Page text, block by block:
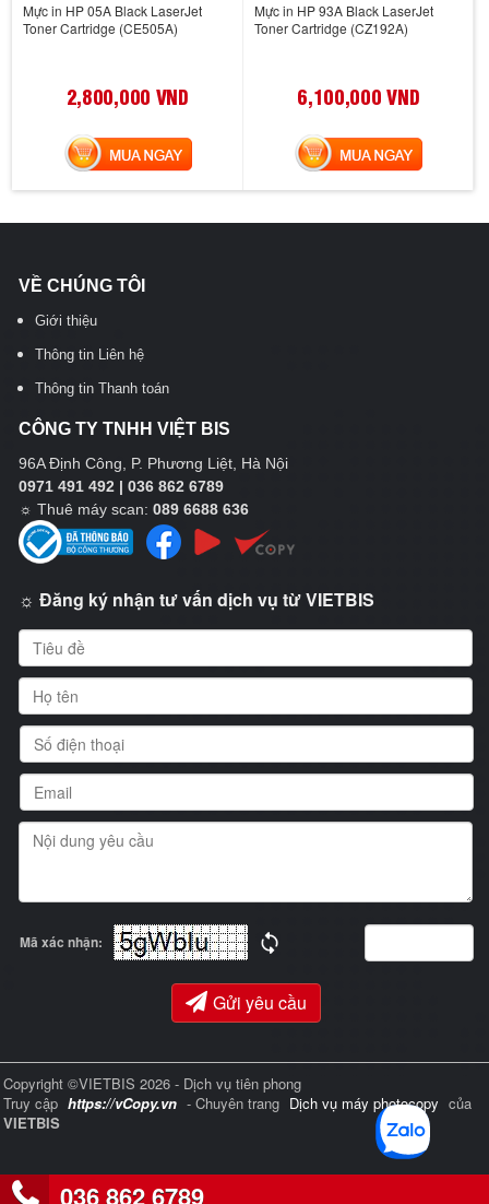
036 862 6789
Mực in HP 05A Black LaserJet
Toner Cartridge (CE505A)
2,800,000 VND
MUA NGAY
Mực in HP 93A Black LaserJet
Toner Cartridge (CZ192A)
6,100,000 VND
MUA NGAY
VỀ CHÚNG TÔI
Giới thiệu
Thông tin Liên hệ
Thông tin Thanh toán
CÔNG TY TNHH VIỆT BIS
96A Định Công, P. Phương Liệt, Hà Nội
0971 491 492 | 036 862 6789
☼ Thuê máy scan: 089 6688 636
☼ Đăng ký nhận tư vấn dịch vụ từ VIETBIS
Mã xác nhận:
Gửi yêu cầu
Copyright ©VIETBIS 2026 - Dịch vụ tiên phong
Truy cập https://vCopy.vn - Chuyên trang Dịch vụ máy photocopy của
VIETBIS